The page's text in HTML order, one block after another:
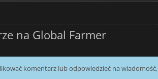
na Global Farmer
komentarz lub odpowiedzieć na wiadomość,